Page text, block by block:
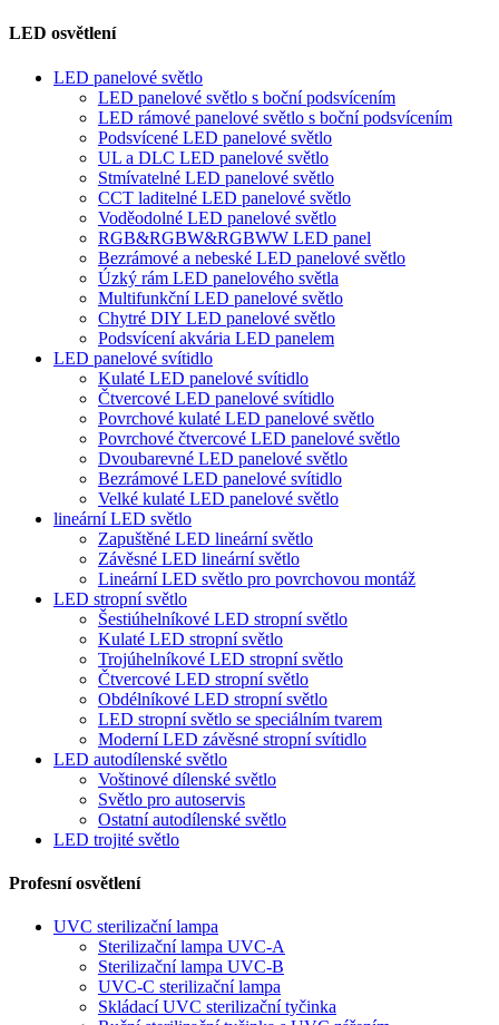
LED osvětlení
LED panelové světlo
LED panelové světlo s boční podsvícením
LED rámové panelové světlo s boční podsvícením
Podsvícené LED panelové světlo
UL a DLC LED panelové světlo
Stmívatelné LED panelové světlo
CCT laditelné LED panelové světlo
Voděodolné LED panelové světlo
RGB&RGBW&RGBWW LED panel
Bezrámové a nebeské LED panelové světlo
Úzký rám LED panelového světla
Multifunkční LED panelové světlo
Chytré DIY LED panelové světlo
Podsvícení akvária LED panelem
LED panelové svítidlo
Kulaté LED panelové svítidlo
Čtvercové LED panelové svítidlo
Povrchové kulaté LED panelové světlo
Povrchové čtvercové LED panelové světlo
Dvoubarevné LED panelové světlo
Bezrámové LED panelové svítidlo
Velké kulaté LED panelové světlo
lineární LED světlo
Zapuštěné LED lineární světlo
Závěsné LED lineární světlo
Lineární LED světlo pro povrchovou montáž
LED stropní světlo
Šestiúhelníkové LED stropní světlo
Kulaté LED stropní světlo
Trojúhelníkové LED stropní světlo
Čtvercové LED stropní světlo
Obdélníkové LED stropní světlo
LED stropní světlo se speciálním tvarem
Moderní LED závěsné stropní svítidlo
LED autodílenské světlo
Voštinové dílenské světlo
Světlo pro autoservis
Ostatní autodílenské světlo
LED trojité světlo
Profesní osvětlení
UVC sterilizační lampa
Sterilizační lampa UVC-A
Sterilizační lampa UVC-B
UVC-C sterilizační lampa
Skládací UVC sterilizační tyčinka